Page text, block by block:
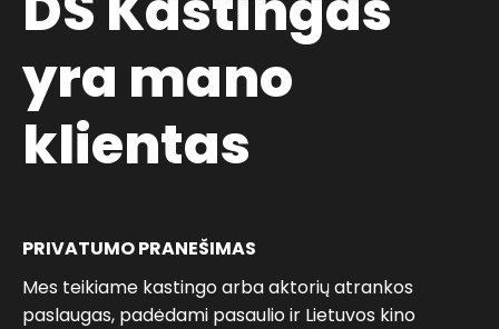
yra mano
klientas
PRIVATUMO PRANEŠIMAS
Mes teikiame kastingo arba aktorių atrankos
paslaugas, padėdami pasaulio ir Lietuvos kino